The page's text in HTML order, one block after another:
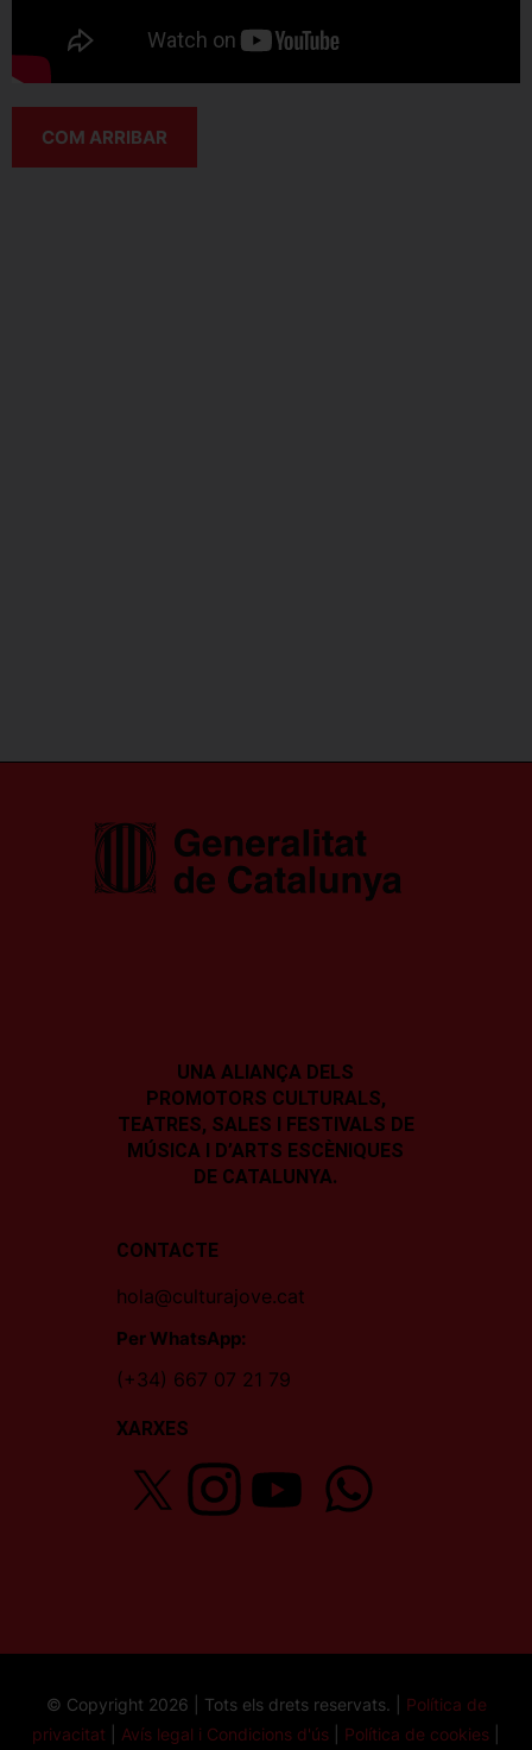
COM ARRIBAR
UNA ALIANÇA DELS
PROMOTORS CULTURALS,
TEATRES, SALES I FESTIVALS DE
MÚSICA I D’ARTS ESCÈNIQUES
DE CATALUNYA.
CONTACTE
hola@culturajove.cat
Per WhatsApp:
(+34) 667 07 21 79
XARXES
© Copyright 2026 | Tots els drets reservats. | Política de
privacitat
Avís legal i Condicions d'ús Política de cookies